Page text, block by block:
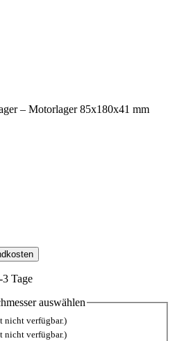
Tage
auswählen
nicht verfügbar.)
nicht verfügbar.)